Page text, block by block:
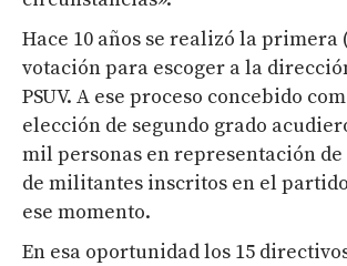
Hace 10 años se realizó la primera
votación para escoger a la
PSUV. A ese proceso concebido
elección de segundo grado
mil personas en representación
de militantes inscritos en el
ese momento.
En esa oportunidad los 15